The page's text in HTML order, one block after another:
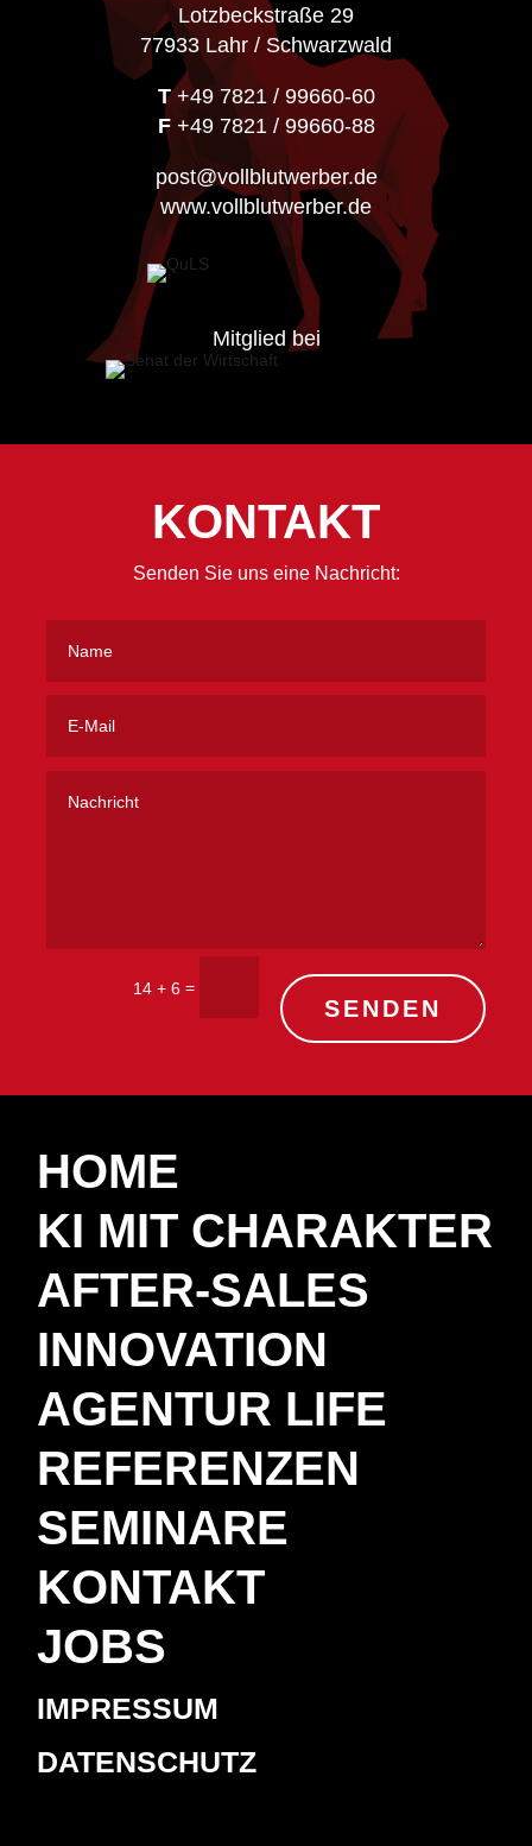
Lotzbeckstraße 29
77933 Lahr / Schwarzwald
T+49 7821 / 99660-60
F+49 7821 / 99660-88
post@vollblutwerber.de
www.vollblutwerber.de
Mitglied bei
KONTAKT
Senden Sie uns eine Nachricht:
14 + 6 =
SENDEN
HOME
KI MIT CHARAKTER
AFTER-SALES
INNOVATION
AGENTUR LIFE
REFERENZEN
SEMINARE
KONTAKT
JOBS
IMPRESSUM
DATENSCHUTZ